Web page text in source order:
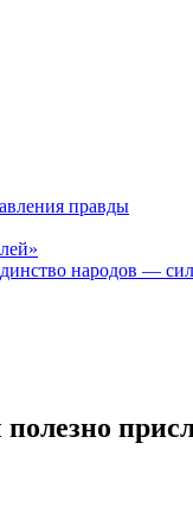
правды
народов —